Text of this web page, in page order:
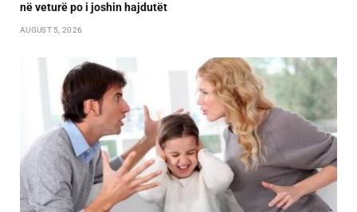
në veturë po i joshin hajdutët
AUGUST 5, 2026